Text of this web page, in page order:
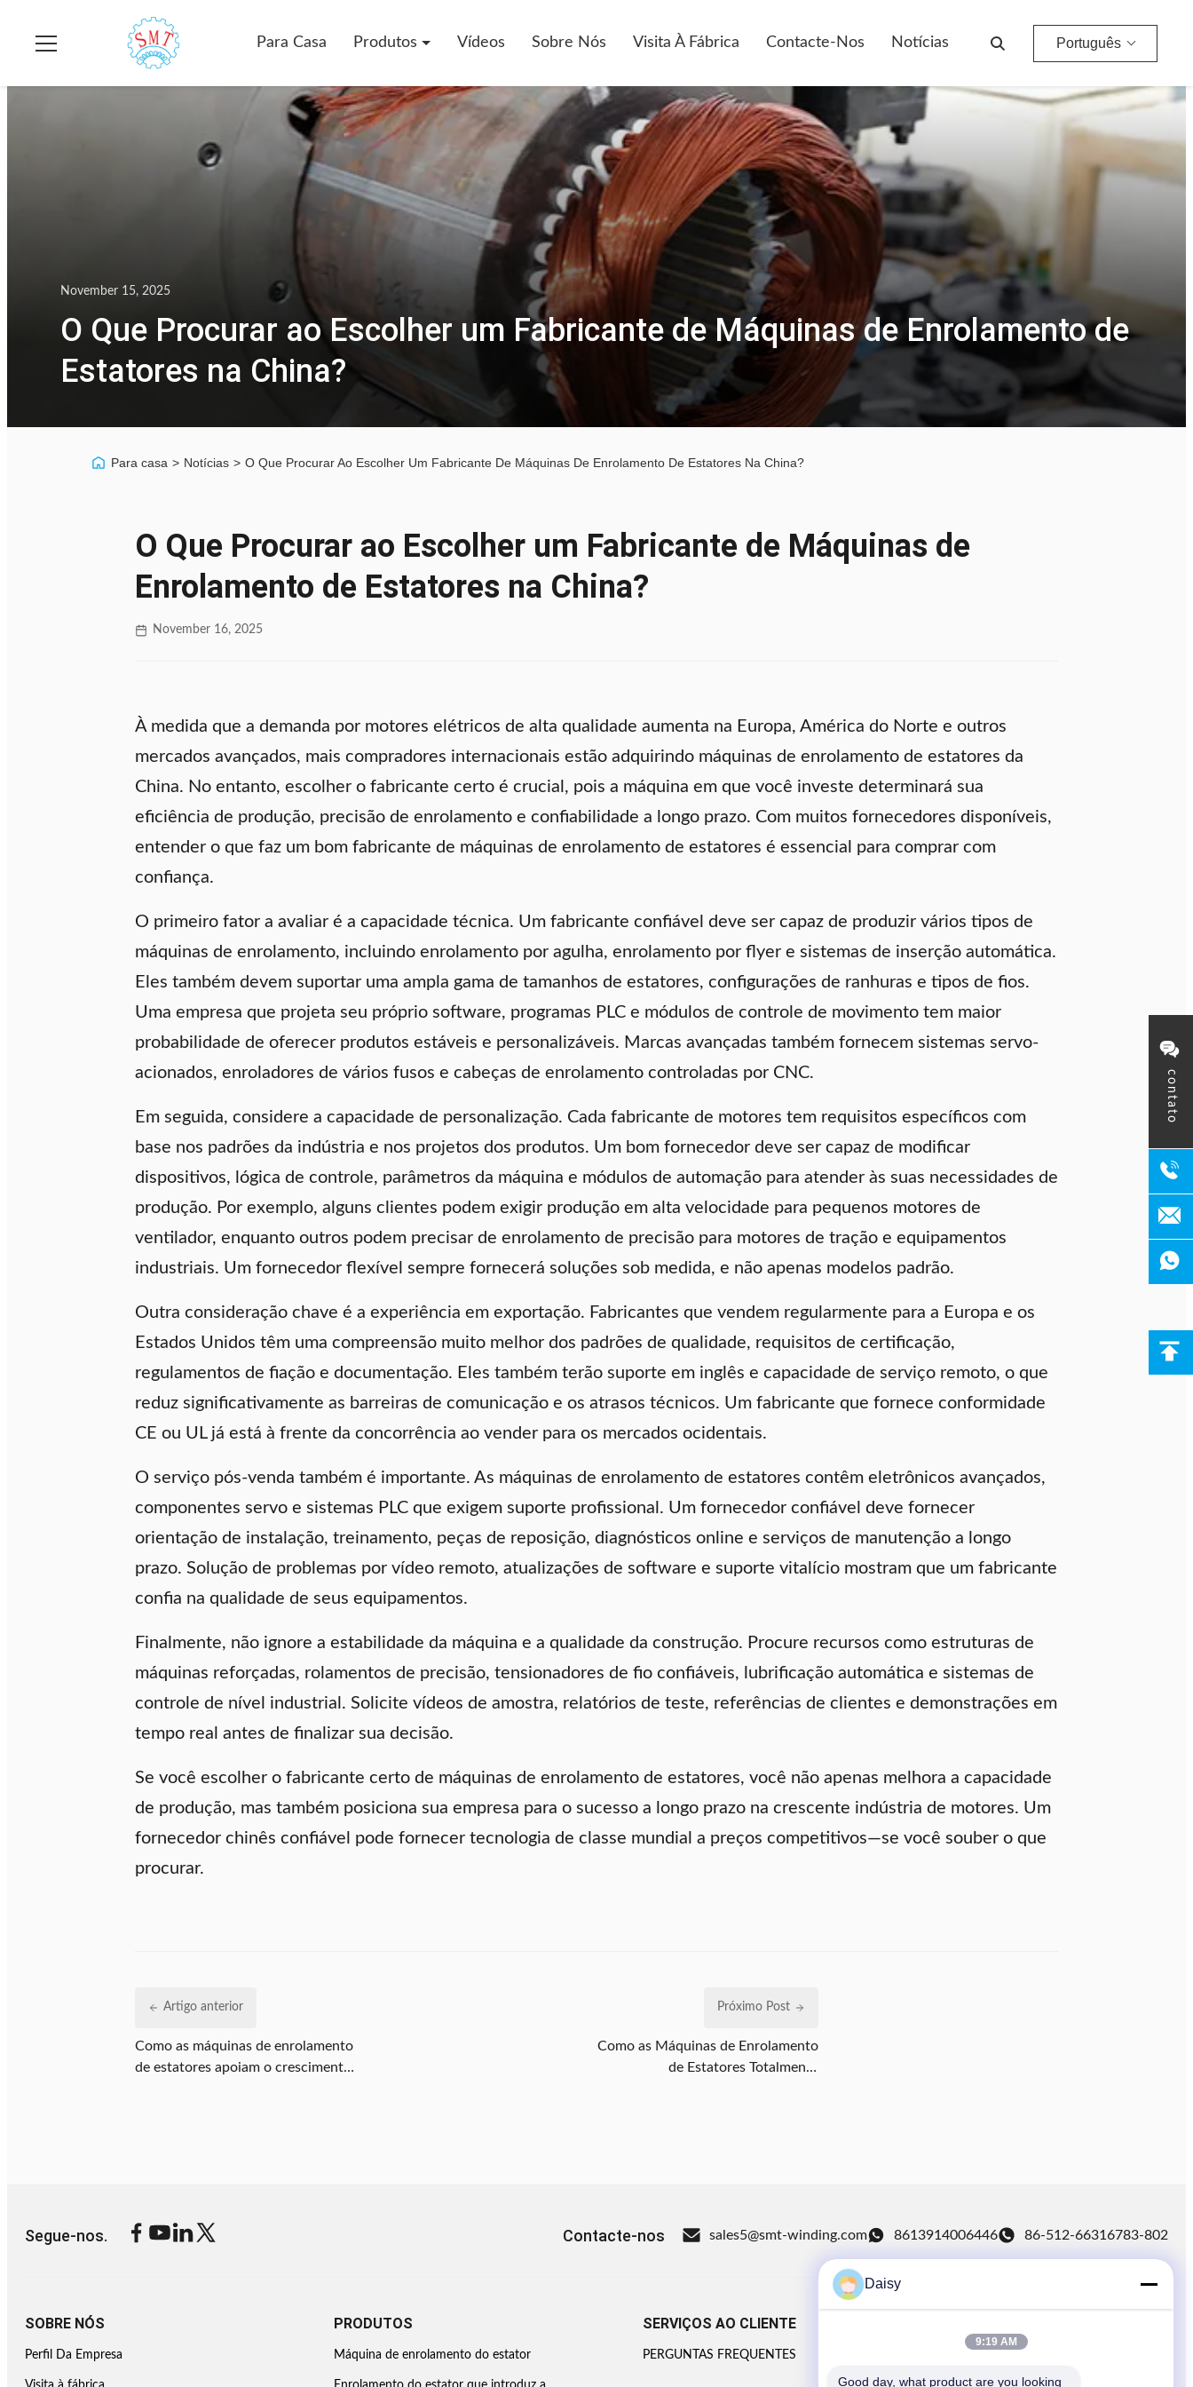
contato
Para Casa Produtos Vídeos Sobre Nós Visita À Fábrica Contacte-Nos Notícias Português
November 15, 2025
O Que Procurar ao Escolher um Fabricante de Máquinas de Enrolamento de
Estatores na China?
Para casa > Notícias > O Que Procurar Ao Escolher Um Fabricante De Máquinas De Enrolamento De Estatores Na China?
O Que Procurar ao Escolher um Fabricante de Máquinas de
Enrolamento de Estatores na China?
November 16, 2025
À medida que a demanda por motores elétricos de alta qualidade aumenta na Europa, América do Norte e outros
mercados avançados, mais compradores internacionais estão adquirindo máquinas de enrolamento de estatores da
China. No entanto, escolher o fabricante certo é crucial, pois a máquina em que você investe determinará sua
eficiência de produção, precisão de enrolamento e confiabilidade a longo prazo. Com muitos fornecedores disponíveis,
entender o que faz um bom fabricante de máquinas de enrolamento de estatores é essencial para comprar com
confiança.
O primeiro fator a avaliar é a capacidade técnica. Um fabricante confiável deve ser capaz de produzir vários tipos de
máquinas de enrolamento, incluindo enrolamento por agulha, enrolamento por flyer e sistemas de inserção automática.
Eles também devem suportar uma ampla gama de tamanhos de estatores, configurações de ranhuras e tipos de fios.
Uma empresa que projeta seu próprio software, programas PLC e módulos de controle de movimento tem maior
probabilidade de oferecer produtos estáveis e personalizáveis. Marcas avançadas também fornecem sistemas servo-
acionados, enroladores de vários fusos e cabeças de enrolamento controladas por CNC.
Em seguida, considere a capacidade de personalização. Cada fabricante de motores tem requisitos específicos com
base nos padrões da indústria e nos projetos dos produtos. Um bom fornecedor deve ser capaz de modificar
dispositivos, lógica de controle, parâmetros da máquina e módulos de automação para atender às suas necessidades de
produção. Por exemplo, alguns clientes podem exigir produção em alta velocidade para pequenos motores de
ventilador, enquanto outros podem precisar de enrolamento de precisão para motores de tração e equipamentos
industriais. Um fornecedor flexível sempre fornecerá soluções sob medida, e não apenas modelos padrão.
Outra consideração chave é a experiência em exportação. Fabricantes que vendem regularmente para a Europa e os
Estados Unidos têm uma compreensão muito melhor dos padrões de qualidade, requisitos de certificação,
regulamentos de fiação e documentação. Eles também terão suporte em inglês e capacidade de serviço remoto, o que
reduz significativamente as barreiras de comunicação e os atrasos técnicos. Um fabricante que fornece conformidade
CE ou UL já está à frente da concorrência ao vender para os mercados ocidentais.
O serviço pós-venda também é importante. As máquinas de enrolamento de estatores contêm eletrônicos avançados,
componentes servo e sistemas PLC que exigem suporte profissional. Um fornecedor confiável deve fornecer
orientação de instalação, treinamento, peças de reposição, diagnósticos online e serviços de manutenção a longo
prazo. Solução de problemas por vídeo remoto, atualizações de software e suporte vitalício mostram que um fabricante
confia na qualidade de seus equipamentos.
Finalmente, não ignore a estabilidade da máquina e a qualidade da construção. Procure recursos como estruturas de
máquinas reforçadas, rolamentos de precisão, tensionadores de fio confiáveis, lubrificação automática e sistemas de
controle de nível industrial. Solicite vídeos de amostra, relatórios de teste, referências de clientes e demonstrações em
tempo real antes de finalizar sua decisão.
Se você escolher o fabricante certo de máquinas de enrolamento de estatores, você não apenas melhora a capacidade
de produção, mas também posiciona sua empresa para o sucesso a longo prazo na crescente indústria de motores. Um
fornecedor chinês confiável pode fornecer tecnologia de classe mundial a preços competitivos—se você souber o que
procurar.
Artigo anterior
Como as máquinas de enrolamento
de estatores apoiam o crescimento
Próximo Post
Como as Máquinas de Enrolamento
de Estatores Totalmente
Segue-nos. Contacte-nos sales5@smt-winding.com 8613914006446 86-512-66316783-802
SOBRE NÓS
Perfil Da Empresa
PRODUTOS
Máquina de enrolamento do estator
SERVIÇOS AO CLIENTE
PERGUNTAS FREQUENTES
Daisy
9:19 AM
Good day, what product are you looking